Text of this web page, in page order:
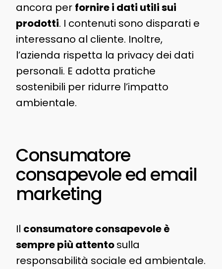
ancora per fornire i dati utili sui
prodotti. I contenuti sono disparati e
interessano al cliente. Inoltre,
l’azienda rispetta la privacy dei dati
personali. E adotta pratiche
sostenibili per ridurre l’impatto
ambientale.
Consumatore
consapevole ed email
marketing
Il consumatore consapevole è
sempre più attentosulla
responsabilità sociale ed ambientale.